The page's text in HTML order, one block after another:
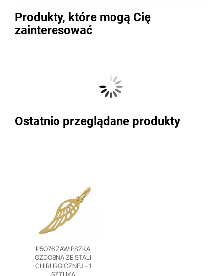
Produkty, które mogą Cię
zainteresować
Ostatnio przeglądane produkty
P5O76 ZAWIESZKA
OZDOBNA ZE STALI
CHIRURGICZNEJ - 1
SZTUKA